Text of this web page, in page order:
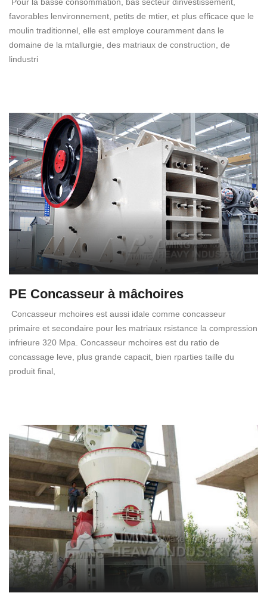
Pour la basse consommation, bas secteur dinvestissement,
favorables lenvironnement, petits de mtier, et plus efficace que le
moulin traditionnel, elle est employe couramment dans le
domaine de la mtallurgie, des matriaux de construction, de
lindustri
PE Concasseur à mâchoires
Concasseur mchoires est aussi idale comme concasseur
primaire et secondaire pour les matriaux rsistance la compression
infrieure 320 Mpa. Concasseur mchoires est du ratio de
concassage leve, plus grande capacit, bien rparties taille du
produit final,